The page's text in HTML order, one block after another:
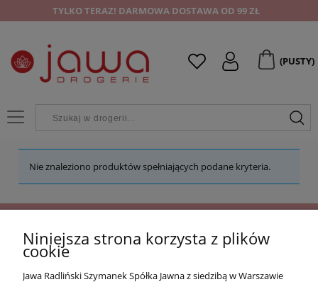
TYLKO TERAZ! DARMOWA DOSTAWA OD 99 ZŁ
(PUSTY)
Nie znaleziono produktów spełniających podane kryteria.
OFERTA
Niniejsza strona korzysta z plików
cookie
Jawa Radliński Szymanek Spółka Jawna z siedzibą w Warszawie